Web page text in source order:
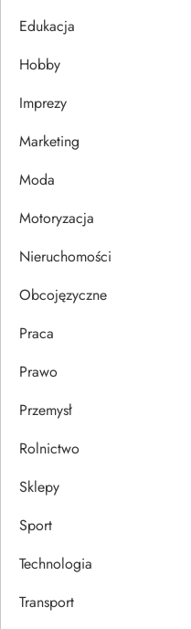
a
w
p
s
u
Edukacja
Hobby
Imprezy
Marketing
Moda
Motoryzacja
Nieruchomości
Obcojęzyczne
Praca
Prawo
Przemysł
Rolnictwo
Sklepy
Sport
Technologia
Transport